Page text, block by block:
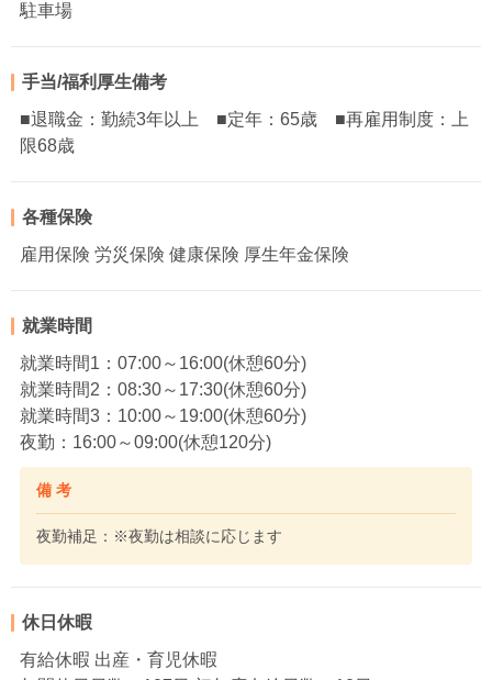
駐車場
手当/福利厚生備考
■退職金：勤続3年以上 ■定年：65歳 ■再雇用制度：上
限68歳
各種保険
雇用保険 労災保険 健康保険 厚生年金保険
就業時間
就業時間1：07:00～16:00(休憩60分)
就業時間2：08:30～17:30(休憩60分)
就業時間3：10:00～19:00(休憩60分)
夜勤：16:00～09:00(休憩120分)
備 考
夜勤補足：※夜勤は相談に応じます
休日休暇
有給休暇 出産・育児休暇